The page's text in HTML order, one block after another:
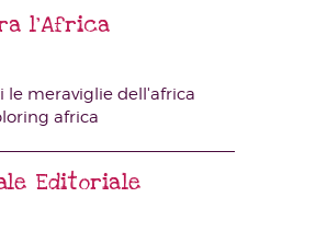
l’Africa
Editoriale